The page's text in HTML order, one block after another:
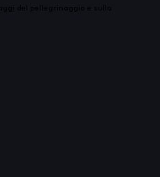
del pellegrinaggio e sulla